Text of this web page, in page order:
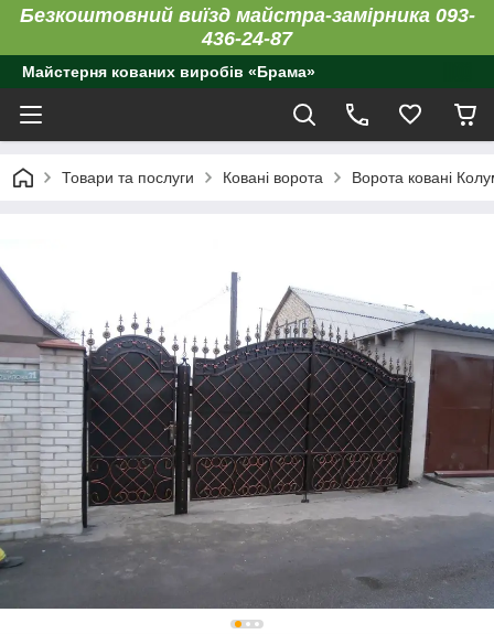
Безкоштовний виїзд майстра-замірника 093-
436-24-87
Майстерня кованих виробів «Брама»
Товари та послуги Ковані ворота Ворота ковані